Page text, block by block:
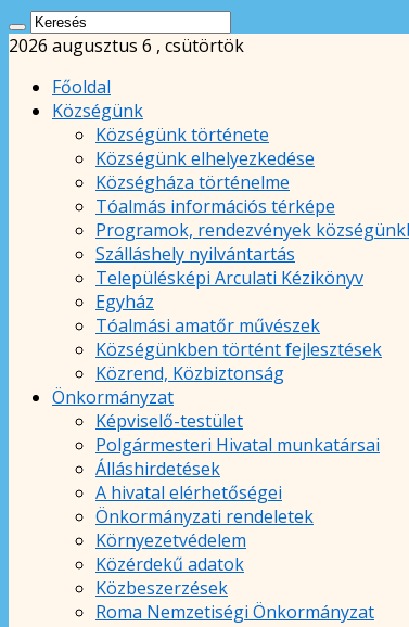
2026 augusztus 6 , csütörtök
Főoldal
Községünk
Községünk története
Községünk elhelyezkedése
Községháza történelme
Tóalmás információs térképe
Programok, rendezvények
Szálláshely nyilvántartás
Településképi Arculati Kézikönyv
Egyház
Tóalmási amatőr művészek
Községünkben történt fejlesztések
Közrend, Közbiztonság
Önkormányzat
Képviselő-testület
Polgármesteri Hivatal munkatársai
Álláshirdetések
A hivatal elérhetőségei
Önkormányzati rendeletek
Környezetvédelem
Közérdekű adatok
Közbeszerzések
Roma Nemzetiségi Önkormányzat